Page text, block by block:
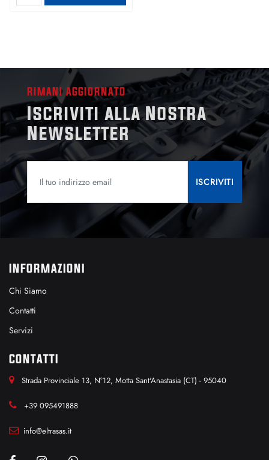
RIMANI AGGIORNATO
Iscriviti alla Nostra
Newsletter
INFORMAZIONI
Chi Siamo
Contatti
Servizi
CONTATTI
Strada Provinciale 13, N°12, Motta Sant'Anastasia (CT) - 95040
+39 095491888
info@eltrasas.it